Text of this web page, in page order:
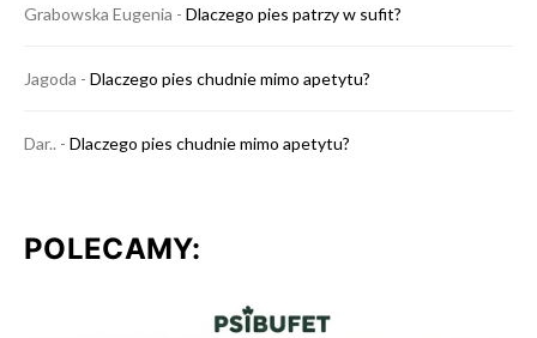
Grabowska Eugenia - Dlaczego pies patrzy w sufit?
Jagoda - Dlaczego pies chudnie mimo apetytu?
Dar.. - Dlaczego pies chudnie mimo apetytu?
POLECAMY: